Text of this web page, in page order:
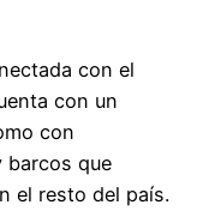
con el
con un
con
barcos que
el resto del país.